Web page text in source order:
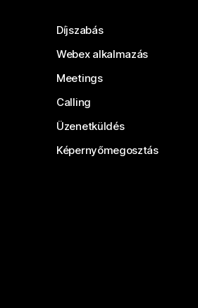
Díjszabás
Webex alkalmazás
Meetings
Calling
Üzenetküldés
Képernyőmegosztás